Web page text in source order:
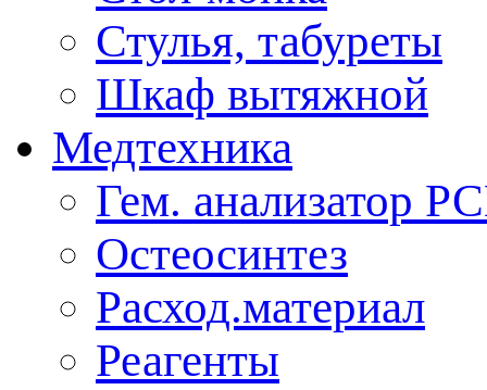
Стулья, табуреты
Шкаф вытяжной
Медтехника
Гем. анализатор
Остеосинтез
Расход.материал
Реагенты